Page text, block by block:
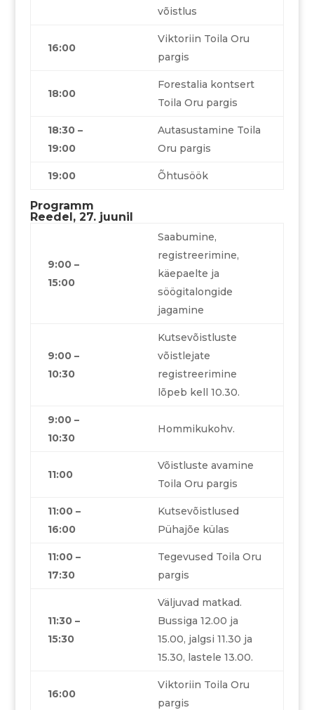
võistlus
16:00
Viktoriin Toila Oru
pargis
18:00
Forestalia kontsert
Toila Oru pargis
18:30 –
19:00
Autasustamine Toila
Oru pargis
19:00 Õhtusöök
Programm
Reedel, 27. juunil
9:00 –
15:00
Saabumine,
registreerimine,
käepaelte ja
söögitalongide
jagamine
9:00 –
10:30
Kutsevõistluste
võistlejate
registreerimine
lõpeb kell 10.30.
9:00 –
10:30
Hommikukohv.
11:00
Võistluste avamine
Toila Oru pargis
11:00 –
16:00
Kutsevõistlused
Pühajõe külas
11:00 –
17:30
Tegevused Toila Oru
pargis
11:30 –
15:30
Väljuvad matkad.
Bussiga 12.00 ja
15.00, jalgsi 11.30 ja
15.30, lastele 13.00.
16:00
Viktoriin Toila Oru
pargis